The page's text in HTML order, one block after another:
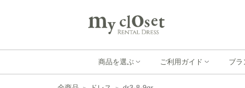
商品を選ぶ ご利用ガイド ブラ